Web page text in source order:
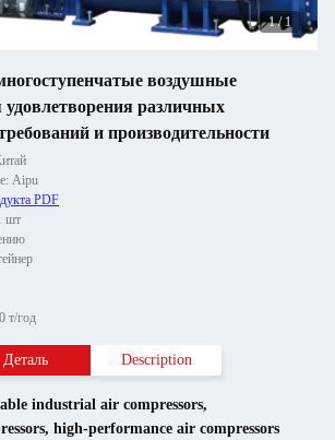
1/ 1
воздушные
различных
и производительности
Aipu
PDF
шт
т/год
Деталь Description
industrial air compressors,
, high-performance air compressors